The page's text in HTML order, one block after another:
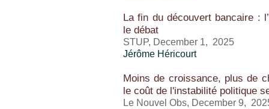
La fin du découvert bancaire :
le débat
STUP, December 1, 2025
Jérôme Héricourt
Moins de croissance, plus de
le coût de l'instabilité politique
Le Nouvel Obs, December 9,